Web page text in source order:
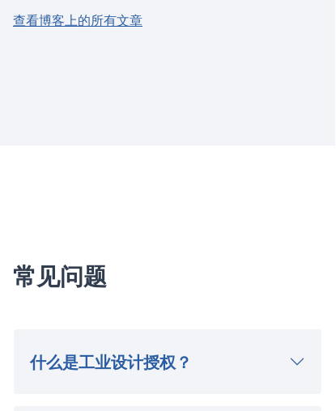
查看博客上的所有文章
常见问题
什么是工业设计授权？